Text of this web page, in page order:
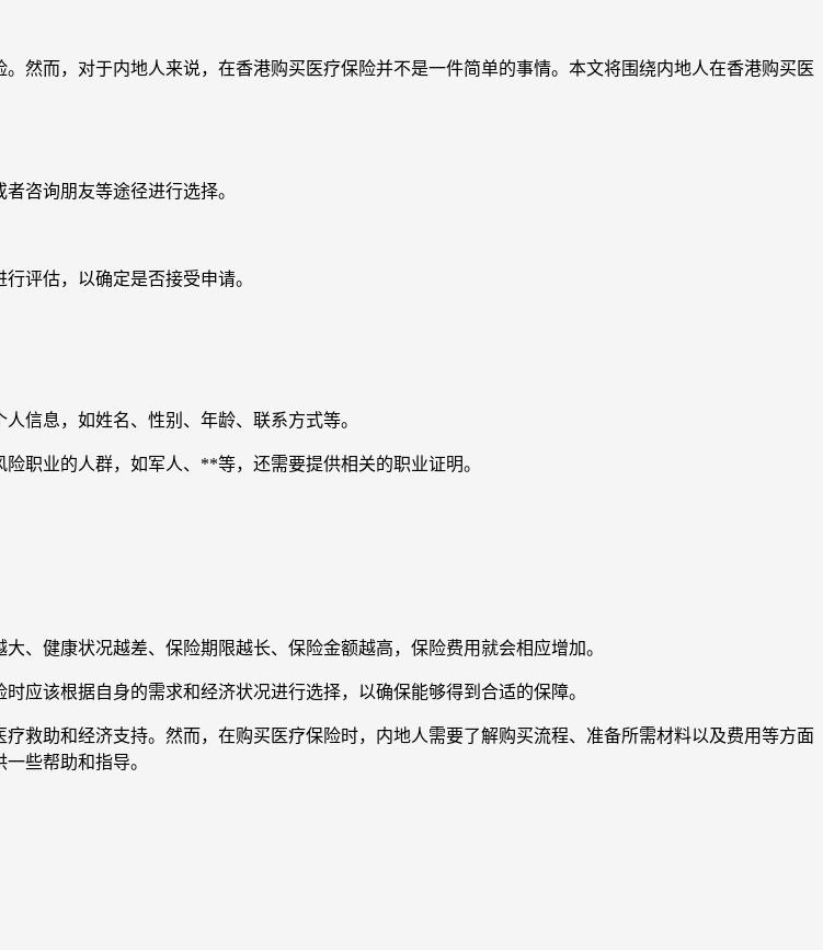
然而，对于内地人来说，在香港购买医疗保险并不是一件简单的事情。本文将围绕内地人在香港购买医
咨询朋友等途径进行选择。
评估，以确定是否接受申请。
信息，如姓名、性别、年龄、联系方式等。
职业的人群，如军人、**等，还需要提供相关的职业证明。
、健康状况越差、保险期限越长、保险金额越高，保险费用就会相应增加。
应该根据自身的需求和经济状况进行选择，以确保能够得到合适的保障。
救助和经济支持。然而，在购买医疗保险时，内地人需要了解购买流程、准备所需材料以及费用等方面
些帮助和指导。